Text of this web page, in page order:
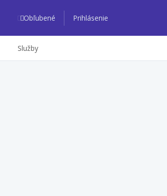
Obľubené Prihlásenie
Služby